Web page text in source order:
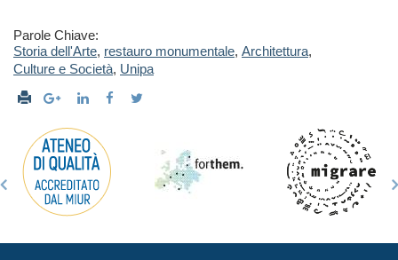
Parole Chiave:
Storia dell'Arte, restauro monumentale, Architettura,
Culture e Società, Unipa